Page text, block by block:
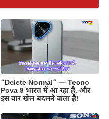
“Delete Normal” — Tecno
Pova 8 भारत में आ रहा है, और
इस बार खेल बदलने वाला है!